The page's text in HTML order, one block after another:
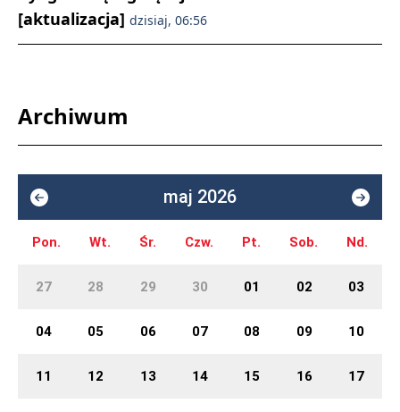
[aktualizacja] dzisiaj, 06:56
Archiwum
maj 2026
Pon. Wt. Śr. Czw. Pt. Sob. Nd.
27 28 29 30 01 02 03
04 05 06 07 08 09 10
11 12 13 14 15 16 17